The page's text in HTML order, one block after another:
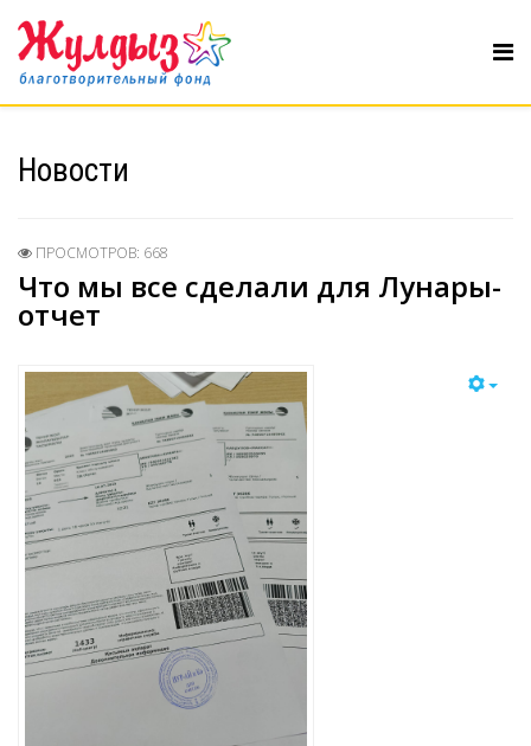
Новости
ПРОСМОТРОВ: 668
Что мы все сделали для Лунары-
отчет